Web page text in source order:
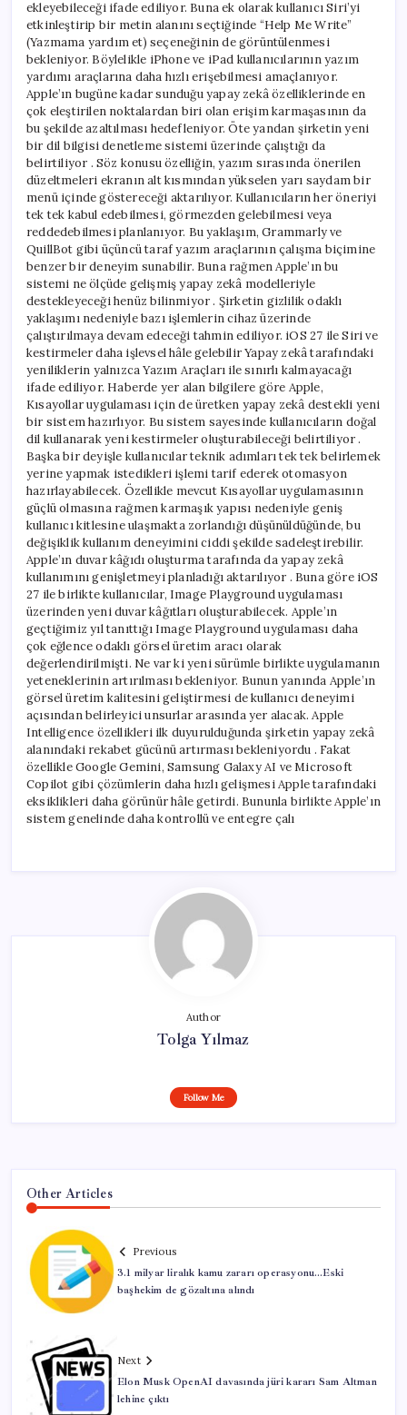
ekleyebileceği ifade ediliyor. Buna ek olarak kullanıcı Siri’yi
etkinleştirip bir metin alanını seçtiğinde “Help Me Write”
(Yazmama yardım et) seçeneğinin de görüntülenmesi
bekleniyor. Böylelikle iPhone ve iPad kullanıcılarının yazım
yardımı araçlarına daha hızlı erişebilmesi amaçlanıyor.
Apple’ın bugüne kadar sunduğu yapay zekâ özelliklerinde en
çok eleştirilen noktalardan biri olan erişim karmaşasının da
bu şekilde azaltılması hedefleniyor. Öte yandan şirketin yeni
bir dil bilgisi denetleme sistemi üzerinde çalıştığı da
belirtiliyor . Söz konusu özelliğin, yazım sırasında önerilen
düzeltmeleri ekranın alt kısmından yükselen yarı saydam bir
menü içinde göstereceği aktarılıyor. Kullanıcıların her öneriyi
tek tek kabul edebilmesi, görmezden gelebilmesi veya
reddedebilmesi planlanıyor. Bu yaklaşım, Grammarly ve
QuillBot gibi üçüncü taraf yazım araçlarının çalışma biçimine
benzer bir deneyim sunabilir. Buna rağmen Apple’ın bu
sistemi ne ölçüde gelişmiş yapay zekâ modelleriyle
destekleyeceği henüz bilinmiyor . Şirketin gizlilik odaklı
yaklaşımı nedeniyle bazı işlemlerin cihaz üzerinde
çalıştırılmaya devam edeceği tahmin ediliyor. iOS 27 ile Siri ve
kestirmeler daha işlevsel hâle gelebilir Yapay zekâ tarafındaki
yeniliklerin yalnızca Yazım Araçları ile sınırlı kalmayacağı
ifade ediliyor. Haberde yer alan bilgilere göre Apple,
Kısayollar uygulaması için de üretken yapay zekâ destekli yeni
bir sistem hazırlıyor. Bu sistem sayesinde kullanıcıların doğal
dil kullanarak yeni kestirmeler oluşturabileceği belirtiliyor .
Başka bir deyişle kullanıcılar teknik adımları tek tek belirlemek
yerine yapmak istedikleri işlemi tarif ederek otomasyon
hazırlayabilecek. Özellikle mevcut Kısayollar uygulamasının
güçlü olmasına rağmen karmaşık yapısı nedeniyle geniş
kullanıcı kitlesine ulaşmakta zorlandığı düşünüldüğünde, bu
değişiklik kullanım deneyimini ciddi şekilde sadeleştirebilir.
Apple’ın duvar kâğıdı oluşturma tarafında da yapay zekâ
kullanımını genişletmeyi planladığı aktarılıyor . Buna göre iOS
27 ile birlikte kullanıcılar, Image Playground uygulaması
üzerinden yeni duvar kâğıtları oluşturabilecek. Apple’ın
geçtiğimiz yıl tanıttığı Image Playground uygulaması daha
çok eğlence odaklı görsel üretim aracı olarak
değerlendirilmişti. Ne var ki yeni sürümle birlikte uygulamanın
yeteneklerinin artırılması bekleniyor. Bunun yanında Apple’ın
görsel üretim kalitesini geliştirmesi de kullanıcı deneyimi
açısından belirleyici unsurlar arasında yer alacak. Apple
Intelligence özellikleri ilk duyurulduğunda şirketin yapay zekâ
alanındaki rekabet gücünü artırması bekleniyordu . Fakat
özellikle Google Gemini, Samsung Galaxy AI ve Microsoft
Copilot gibi çözümlerin daha hızlı gelişmesi Apple tarafındaki
eksiklikleri daha görünür hâle getirdi. Bununla birlikte Apple’ın
sistem genelinde daha kontrollü ve entegre çalı
Author
Tolga Yılmaz
Follow Me
Other Articles
Previous
3.1 milyar liralık kamu zararı operasyonu…Eski
başhekim de gözaltına alındı
Next
Elon Musk OpenAI davasında jüri kararı Sam Altman
lehine çıktı